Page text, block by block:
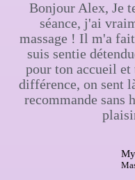
Bonjour Alex, Je
séance, j'ai
massage ! Il m'a
suis sentie
pour ton accueil
différence, on sent
recommande sans